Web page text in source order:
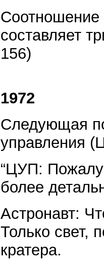
Соотношение
составляет
156)
1972
Следующая
управления
“ЦУП:
более
Астронавт:
Только свет,
кратера.